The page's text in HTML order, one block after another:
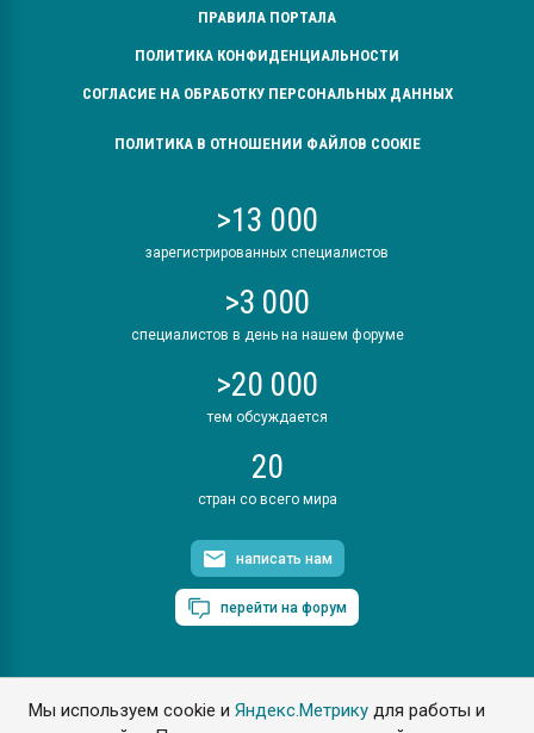
Мы используем cookie иЯндекс.Метрику для работы и
ПРАВИЛА ПОРТАЛА
ПОЛИТИКА КОНФИДЕНЦИАЛЬНОСТИ
СОГЛАСИЕ НА ОБРАБОТКУ ПЕРСОНАЛЬНЫХ ДАННЫХ
ПОЛИТИКА В ОТНОШЕНИИ ФАЙЛОВ COOKIE
>13 000
зарегистрированных специалистов
>3 000
специалистов в день на нашем форуме
>20 000
тем обсуждается
20
стран со всего мира
написать нам
перейти на форум
ПластЭксперт © 2006. Все права защищены